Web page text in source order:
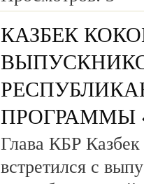
КАЗБЕК
ПРОГРАММЫ
Глава КБР Казбек
встретился с